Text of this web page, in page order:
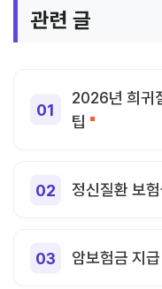
관련 글
2026년 희귀
팁
정신질환 보
암보험금 지